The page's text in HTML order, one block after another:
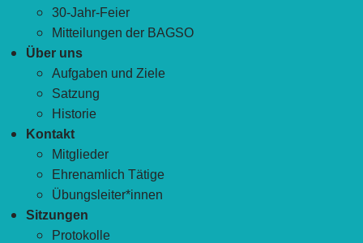
30-Jahr-Feier
Mitteilungen der BAGSO
Über uns
Aufgaben und Ziele
Satzung
Historie
Kontakt
Mitglieder
Ehrenamlich Tätige
Übungsleiter*innen
Sitzungen
Protokolle